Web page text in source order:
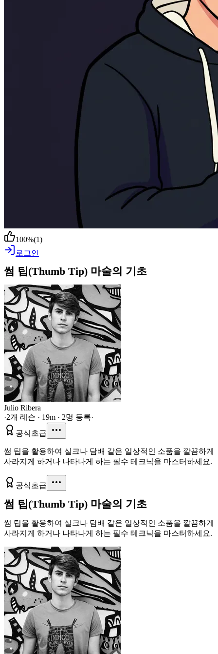
100%(1)
로그인
썸 팁(Thumb Tip) 마술의 기초
Julio Ribera
·2개 레슨 · 19m · 2명 등록·
공식초급
썸 팁을 활용하여 실크나 담배 같은 일상적인 소품을 깔끔하게
사라지게 하거나 나타나게 하는 필수 테크닉을 마스터하세요.
공식초급
썸 팁(Thumb Tip) 마술의 기초
썸 팁을 활용하여 실크나 담배 같은 일상적인 소품을 깔끔하게
사라지게 하거나 나타나게 하는 필수 테크닉을 마스터하세요.